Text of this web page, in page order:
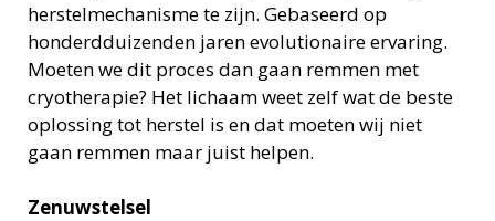
herstelmechanisme te zijn. Gebaseerd op
honderdduizenden jaren evolutionaire ervaring.
Moeten we dit proces dan gaan remmen met
cryotherapie? Het lichaam weet zelf wat de beste
oplossing tot herstel is en dat moeten wij niet
gaan remmen maar juist helpen.
Zenuwstelsel